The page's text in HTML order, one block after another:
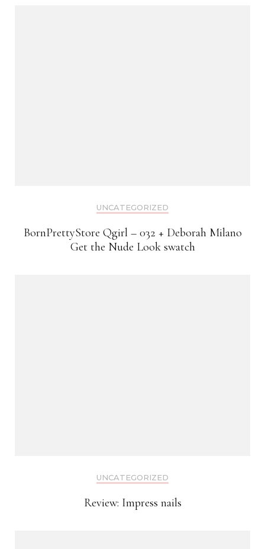
UNCATEGORIZED
BornPrettyStore Qgirl – 032 + Deborah Milano
Get the Nude Look swatch
UNCATEGORIZED
Review: Impress nails